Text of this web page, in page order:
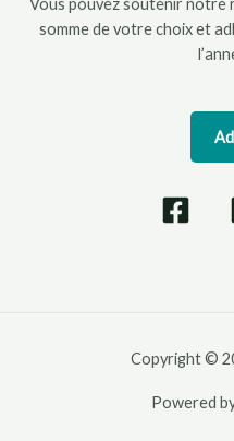
somme de votre choix et
Copyright ©
Powered